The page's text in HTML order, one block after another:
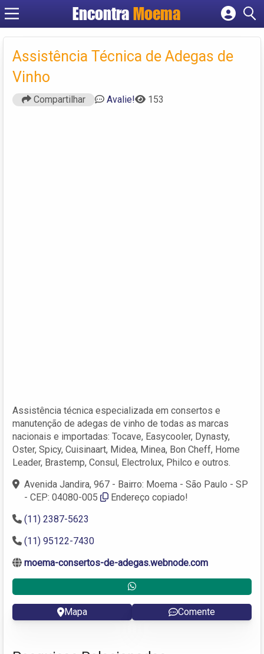
Encontra Moema
Criar conta
Assistência Técnica de Adegas de
Vinho
Compartilhar Avalie! 153
Assistência técnica especializada em consertos e
manutenção de adegas de vinho de todas as marcas
nacionais e importadas: Tocave, Easycooler, Dynasty,
Oster, Spicy, Cuisinaart, Midea, Minea, Bon Cheff, Home
Leader, Brastemp, Consul, Electrolux, Philco e outros.
Avenida Jandira, 967 - Bairro: Moema - São Paulo - SP
- CEP: 04080-005
Endereço copiado!
(11) 2387-5623
(11) 95122-7430
moema-consertos-de-adegas.webnode.com
Mapa Comente